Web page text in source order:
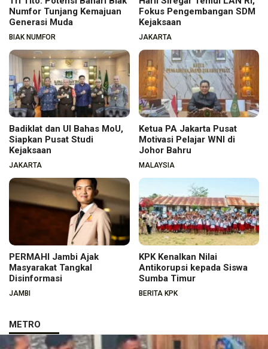
Numfor Tunjang Kemajuan
Generasi Muda
BIAK NUMFOR
Fokus Pengembangan SDM
Kejaksaan
JAKARTA
Badiklat dan UI Bahas MoU,
Siapkan Pusat Studi
Kejaksaan
JAKARTA
Ketua PA Jakarta Pusat
Motivasi Pelajar WNI di
Johor Bahru
MALAYSIA
PERMAHI Jambi Ajak
Masyarakat Tangkal
Disinformasi
JAMBI
KPK Kenalkan Nilai
Antikorupsi kepada Siswa
Sumba Timur
BERITA KPK
METRO